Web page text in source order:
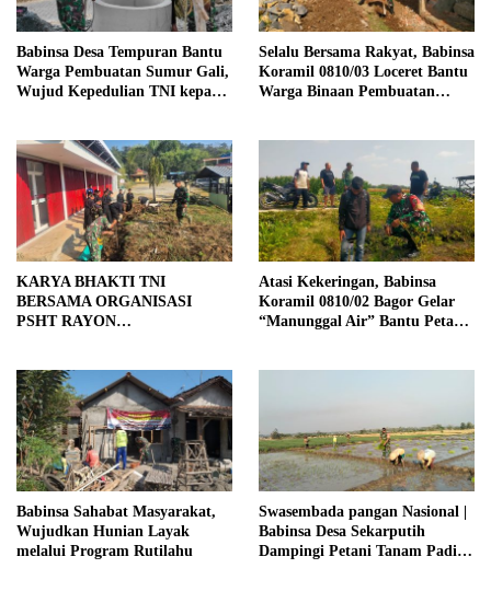
Babinsa Desa Tempuran Bantu
Warga Pembuatan Sumur Gali,
Wujud Kepedulian TNI kepada
Selalu Bersama Rakyat, Babinsa
Koramil 0810/03 Loceret Bantu
Warga Binaan Pembuatan
KARYA BHAKTI TNI
BERSAMA ORGANISASI
PSHT RAYON
ROYONG DAN
KEMANUNGGALAN TNI-
RAKYAT
Atasi Kekeringan, Babinsa
Koramil 0810/02 Bagor Gelar
“Manunggal Air” Bantu Petani
Babinsa Sahabat Masyarakat,
Wujudkan Hunian Layak
melalui Program Rutilahu
Swasembada pangan Nasional |
Babinsa Desa Sekarputih
Dampingi Petani Tanam Padi,